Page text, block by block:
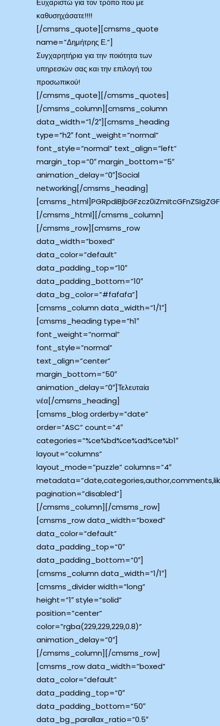
Ευχαριστώ για τον τρόπο που με
καθυσηχάσατε!!!!
[/cmsms_quote][cmsms_quote
name=”Δημήτρης Ε.”]
Συγχαρητήρια για την ποιότητα των
υπηρεσιών σας και την επιλογή του
προσωπικού!
[/cmsms_quote][/cmsms_quotes]
[/cmsms_column][cmsms_column
data_width=”1/2″][cmsms_heading
type=”h2″ font_weight=”normal”
font_style=”normal” text_align=”left”
margin_top=”0″ margin_bottom=”5″
animation_delay=”0″]Social
networking[/cmsms_heading]
[/cmsms_html][/cmsms_column]
[/cmsms_row][cmsms_row
data_width=”boxed”
data_color=”default”
data_padding_top=”10″
data_padding_bottom=”10″
data_bg_color=”#fafafa”]
[cmsms_column data_width=”1/1″]
[cmsms_heading type=”h1″
font_weight=”normal”
font_style=”normal”
text_align=”center”
margin_bottom=”50″
animation_delay=”0″]Τελευταία
νέα[/cmsms_heading]
[cmsms_blog orderby=”date”
order=”ASC” count=”4″
categories=”%ce%bd%ce%ad%ce%b1″
layout=”columns”
layout_mode=”puzzle” columns=”4″
pagination=”disabled”]
[/cmsms_column][/cmsms_row]
[cmsms_row data_width=”boxed”
data_color=”default”
data_padding_top=”0″
data_padding_bottom=”0″]
[cmsms_column data_width=”1/1″]
[cmsms_divider width=”long”
height=”1″ style=”solid”
position=”center”
color=”rgba(229,229,229,0.8)”
animation_delay=”0″]
[/cmsms_column][/cmsms_row]
[cmsms_row data_width=”boxed”
data_color=”default”
data_padding_top=”0″
data_padding_bottom=”50″
data_bg_parallax_ratio=”0.5″